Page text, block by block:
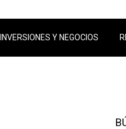
INVERSIONES Y NEGOCIOS